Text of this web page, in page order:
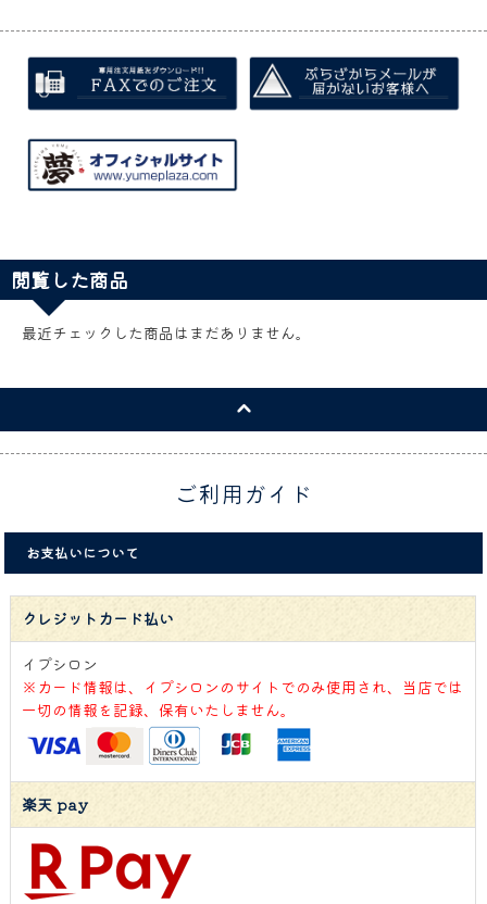
閲覧した商品
最近チェックした商品はまだありません。
ご利用ガイド
お支払いについて
クレジットカード払い
イプシロン
※カード情報は、イプシロンのサイトでのみ使用され、当店では
一切の情報を記録、保有いたしません。
楽天 pay